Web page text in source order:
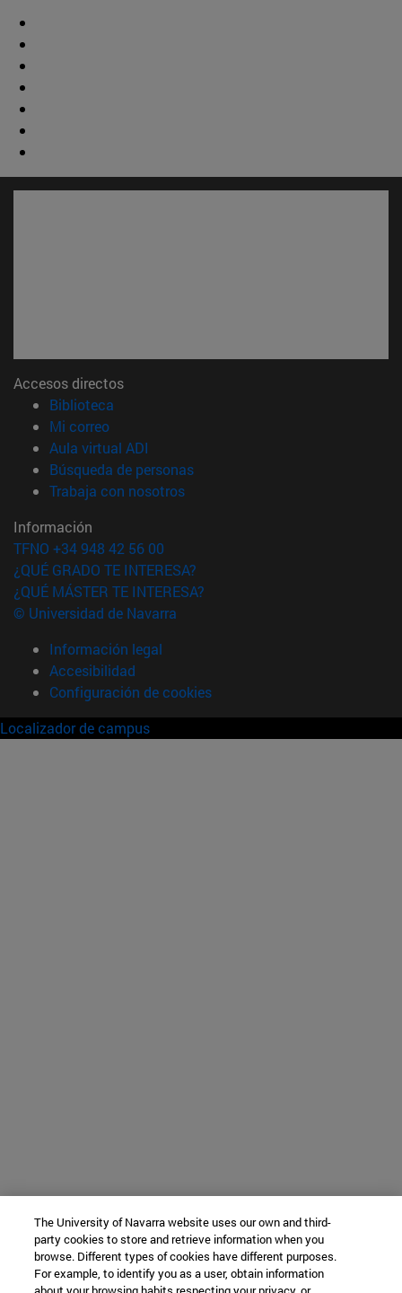
Accesos directos
Biblioteca
Mi correo(abre en nueva ventana)
Aula virtual ADI
Búsqueda de personas(abre en nueva ventana)
Trabaja con nosotros(abre en nueva ventana)
Información
TFNO +34 948 42 56 00
¿QUÉ GRADO TE INTERESA?
¿QUÉ MÁSTER TE INTERESA?
© Universidad de Navarra
Información legal
Accesibilidad
Configuración de cookies
Localizador de campus
The University of Navarra website uses our own and third-
party cookies to store and retrieve information when you
browse. Different types of cookies have different purposes.
For example, to identify you as a user, obtain information